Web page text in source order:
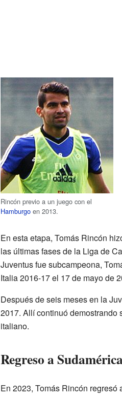
Rincón previo a un juego con el
Hamburgoen 2013.
En esta etapa, Tomás Rincón
las últimas fases de la Liga de
Juventus fue subcampeona,
Italia 2016-17 el 17 de mayo de
Después de seis meses en la
2017. Allí continuó demostrando
italiano.
Regreso a
En 2023, Tomás Rincón